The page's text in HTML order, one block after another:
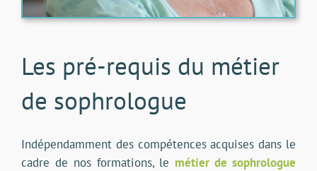
Les pré-requis du métier
de sophrologue
Indépendamment des compétences acquises dans le
cadre de nos formations, le métier de sophrologue